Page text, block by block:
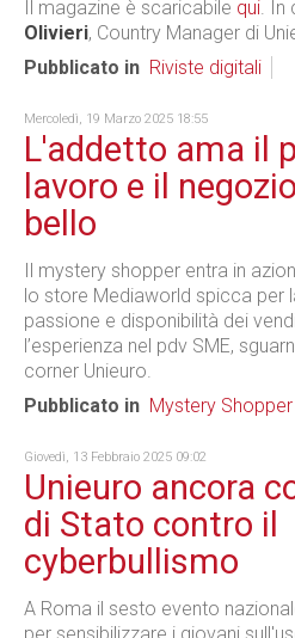
Il magazine è scaricabile qui. In
Olivieri, Country Manager di
Pubblicato in Riviste digitali
Mercoledì, 19 Marzo 2025 18:55
L'addetto ama il
lavoro e il
bello
Il mystery shopper entra in
lo store Mediaworld spicca per
passione e disponibilità dei
l’esperienza nel pdv SME,
corner Unieuro.
Pubblicato in Mystery Shopper
Giovedì, 13 Febbraio 2025 09:02
Unieuro ancora
di Stato contro il
cyberbullismo
A Roma il sesto evento